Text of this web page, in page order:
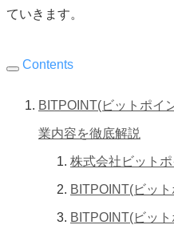
ていきます。
Contents
BITPOINT(ビットポイ
業内容を徹底解説
株式会社ビット
BITPOINT(ビッ
BITPOINT(ビッ